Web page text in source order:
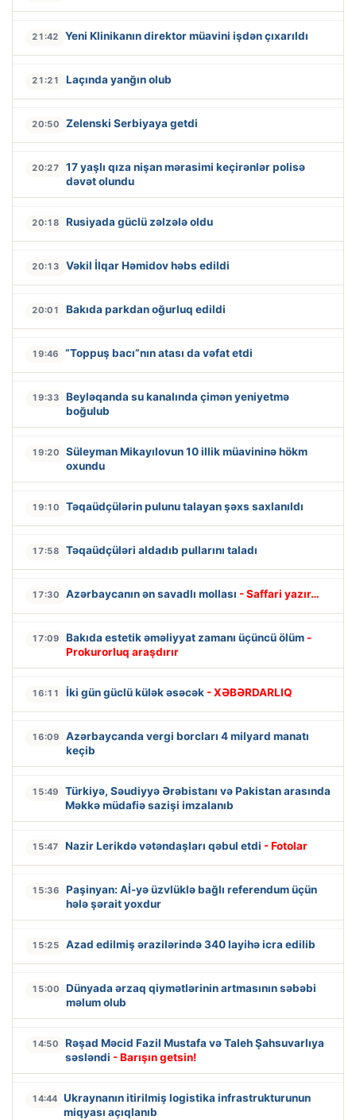
21:42 Yeni Klinikanın direktor müavini işdən çıxarıldı
21:21 Laçında yanğın olub
20:50 Zelenski Serbiyaya getdi
20:27
17 yaşlı qıza nişan mərasimi keçirənlər polisə
dəvət olundu
20:18 Rusiyada güclü zəlzələ oldu
20:13 Vəkil İlqar Həmidov həbs edildi
20:01 Bakıda parkdan oğurluq edildi
19:46 “Toppuş bacı”nın atası da vəfat etdi
19:33
Beyləqanda su kanalında çimən yeniyetmə
boğulub
19:20
Süleyman Mikayılovun 10 illik müavininə hökm
oxundu
19:10 Təqaüdçülərin pulunu talayan şəxs saxlanıldı
17:58 Təqaüdçüləri aldadıb pullarını taladı
17:30 Azərbaycanın ən savadlı mollası - Saffari yazır…
17:09 Bakıda estetik əməliyyat zamanı üçüncü ölüm -
Prokurorluq araşdırır
16:11 İki gün güclü külək əsəcək - XƏBƏRDARLIQ
16:09
Azərbaycanda vergi borcları 4 milyard manatı
keçib
15:49
Türkiyə, Səudiyyə Ərəbistanı və Pakistan arasında
Məkkə müdafiə sazişi imzalanıb
15:47 Nazir Lerikdə vətəndaşları qəbul etdi - Fotolar
15:36
Paşinyan: Aİ-yə üzvlüklə bağlı referendum üçün
hələ şərait yoxdur
15:25 Azad edilmiş ərazilərində 340 layihə icra edilib
15:00
Dünyada ərzaq qiymətlərinin artmasının səbəbi
məlum olub
14:50
Rəşad Məcid Fazil Mustafa və Taleh Şahsuvarlıya
səsləndi - Barışın getsin!
14:44 Ukraynanın itirilmiş logistika infrastrukturunun
miqyası açıqlanıb